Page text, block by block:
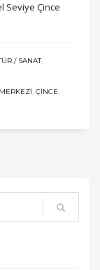
Seviye Çince
/ SANAT,
, ÇINCE,